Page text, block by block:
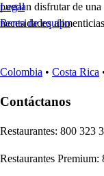
puedan disfrutar de
necesidades
Legal
Renta de equipo
Colombia • Costa Rica
Contáctanos
Restaurantes: 800 323
Restaurantes Premium: